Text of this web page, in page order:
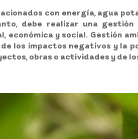
con energía, agua
debe realizar una
y social. Gestión
los impactos negativos y la
obras o actividades y de